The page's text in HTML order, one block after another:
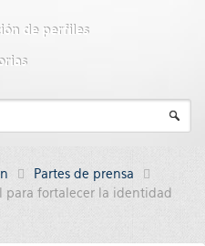
de perfiles
Partes de prensa
para fortalecer la identidad